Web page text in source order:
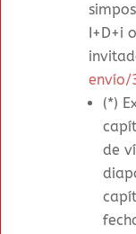
I+D+i
envío/
(*)
de